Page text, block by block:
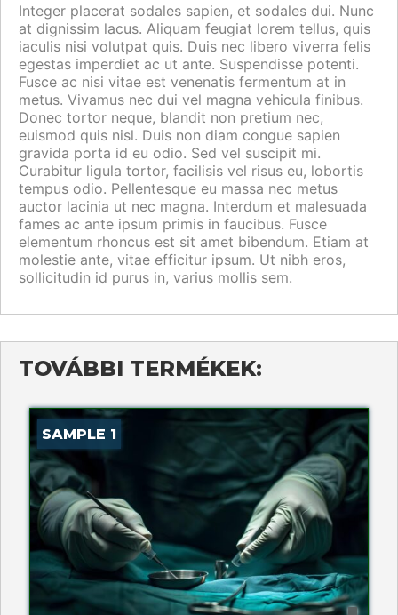
Integer placerat sodales sapien, et sodales dui. Nunc
at dignissim lacus. Aliquam feugiat lorem tellus, quis
iaculis nisi volutpat quis. Duis nec libero viverra felis
egestas imperdiet ac ut ante. Suspendisse potenti.
Fusce ac nisi vitae est venenatis fermentum at in
metus. Vivamus nec dui vel magna vehicula finibus.
Donec tortor neque, blandit non pretium nec,
euismod quis nisl. Duis non diam congue sapien
gravida porta id eu odio. Sed vel suscipit mi.
Curabitur ligula tortor, facilisis vel risus eu, lobortis
tempus odio. Pellentesque eu massa nec metus
auctor lacinia ut nec magna. Interdum et malesuada
fames ac ante ipsum primis in faucibus. Fusce
elementum rhoncus est sit amet bibendum. Etiam at
molestie ante, vitae efficitur ipsum. Ut nibh eros,
sollicitudin id purus in, varius mollis sem.
TOVÁBBI TERMÉKEK:
SAMPLE 1